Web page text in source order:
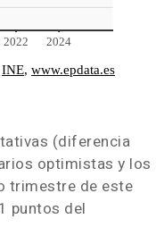
(diferencia
optimistas y los
trimestre de este
puntos del